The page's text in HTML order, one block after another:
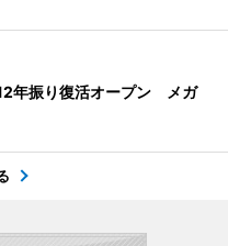
年振り復活オープン メガ